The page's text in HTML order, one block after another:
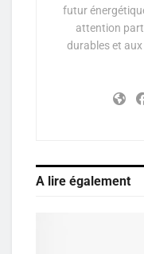
futur
attention
durables et
A lire également